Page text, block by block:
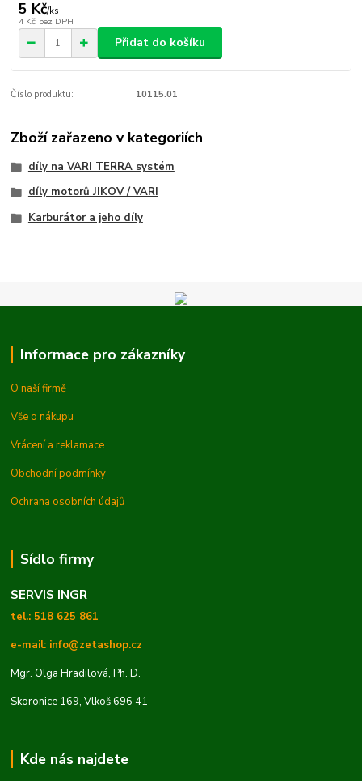
5 Kč/ks
4 Kč bez DPH
Přidat do košíku
Číslo produktu: 10115.01
Zboží zařazeno v kategoriích
díly na VARI TERRA systém
díly motorů JIKOV / VARI
Karburátor a jeho díly
Informace pro zákazníky
O naší firmě
Vše o nákupu
Vrácení a reklamace
Obchodní podmínky
Ochrana osobních údajů
Sídlo firmy
SERVIS INGR
tel.: 518 625 861
e-mail: info@zetashop.cz
Mgr. Olga Hradilová, Ph. D.
Skoronice 169, Vlkoš 696 41
Kde nás najdete